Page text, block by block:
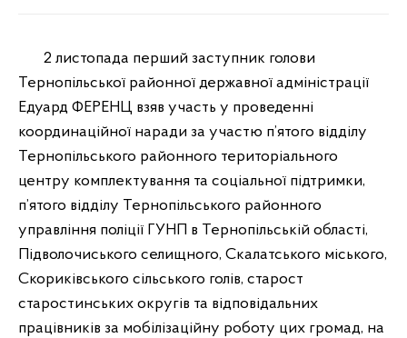
2 листопада перший заступник голови
Тернопільської районної державної адміністрації
Едуард ФЕРЕНЦ взяв участь у проведенні
координаційної наради за участю п’ятого відділу
Тернопільського районного територіального
центру комплектування та соціальної підтримки,
п’ятого відділу Тернопільського районного
управління поліції ГУНП в Тернопільській області,
Підволочиського селищного, Скалатського міського,
Скориківського сільського голів, старост
старостинських округів та відповідальних
працівників за мобілізаційну роботу цих громад, на